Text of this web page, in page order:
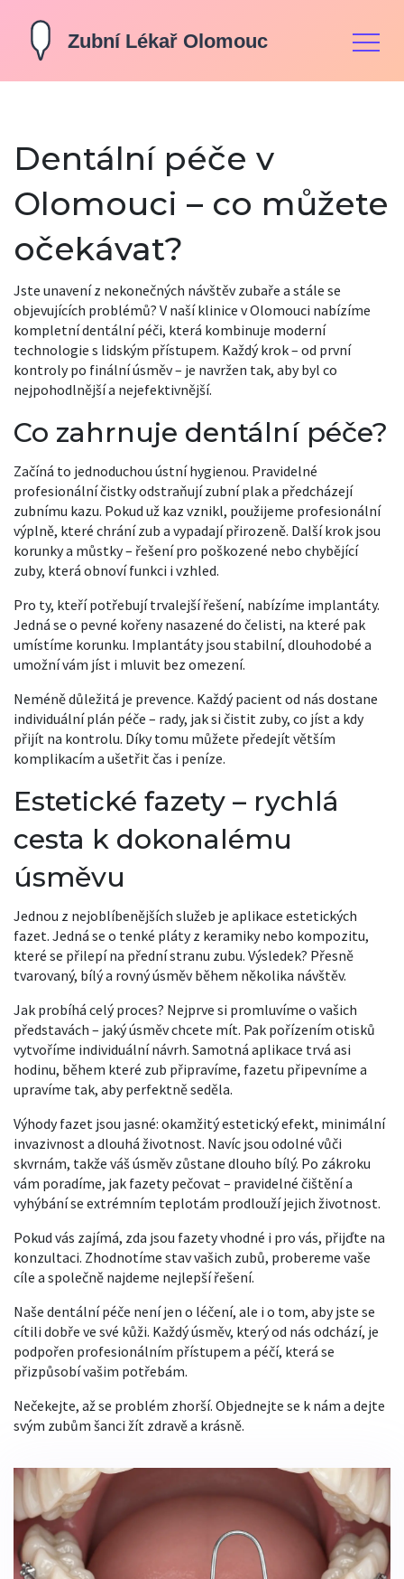
Dentální péče v
Olomouci – co můžete
očekávat?
Jste unavení z nekonečných návštěv zubaře a stále se
objevujících problémů? V naší klinice v Olomouci nabízíme
kompletní dentální péči, která kombinuje moderní
technologie s lidským přístupem. Každý krok – od první
kontroly po finální úsměv – je navržen tak, aby byl co
nejpohodlnější a nejefektivnější.
Co zahrnuje dentální péče?
Začíná to jednoduchou ústní hygienou. Pravidelné
profesionální čistky odstraňují zubní plak a předcházejí
zubnímu kazu. Pokud už kaz vznikl, použijeme profesionální
výplně, které chrání zub a vypadají přirozeně. Další krok jsou
korunky a můstky – řešení pro poškozené nebo chybějící
zuby, která obnoví funkci i vzhled.
Pro ty, kteří potřebují trvalejší řešení, nabízíme implantáty.
Jedná se o pevné kořeny nasazené do čelisti, na které pak
umístíme korunku. Implantáty jsou stabilní, dlouhodobé a
umožní vám jíst i mluvit bez omezení.
Neméně důležitá je prevence. Každý pacient od nás dostane
individuální plán péče – rady, jak si čistit zuby, co jíst a kdy
přijít na kontrolu. Díky tomu můžete předejít větším
komplikacím a ušetřit čas i peníze.
Estetické fazety – rychlá
cesta k dokonalému
úsměvu
Jednou z nejoblíbenějších služeb je aplikace estetických
fazet. Jedná se o tenké pláty z keramiky nebo kompozitu,
které se přilepí na přední stranu zubu. Výsledek? Přesně
tvarovaný, bílý a rovný úsměv během několika návštěv.
Jak probíhá celý proces? Nejprve si promluvíme o vašich
představách – jaký úsměv chcete mít. Pak pořízením otisků
vytvoříme individuální návrh. Samotná aplikace trvá asi
hodinu, během které zub připravíme, fazetu připevníme a
upravíme tak, aby perfektně seděla.
Výhody fazet jsou jasné: okamžitý estetický efekt, minimální
invazivnost a dlouhá životnost. Navíc jsou odolné vůči
skvrnám, takže váš úsměv zůstane dlouho bílý. Po zákroku
vám poradíme, jak fazety pečovat – pravidelné čištění a
vyhýbání se extrémním teplotám prodlouží jejich životnost.
Pokud vás zajímá, zda jsou fazety vhodné i pro vás, přijďte na
konzultaci. Zhodnotíme stav vašich zubů, probereme vaše
cíle a společně najdeme nejlepší řešení.
Naše dentální péče není jen o léčení, ale i o tom, aby jste se
cítili dobře ve své kůži. Každý úsměv, který od nás odchází, je
podpořen profesionálním přístupem a péčí, která se
přizpůsobí vašim potřebám.
Nečekejte, až se problém zhorší. Objednejte se k nám a dejte
svým zubům šanci žít zdravě a krásně.